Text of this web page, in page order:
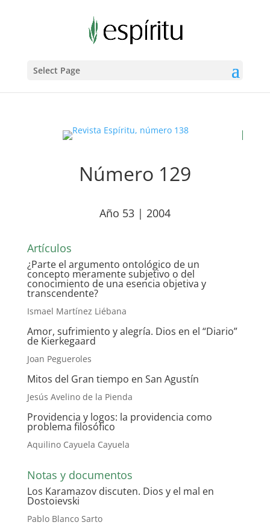
Select Page
Número 129
Año 53 | 2004
Artículos
¿Parte el argumento ontológico de un
concepto meramente subjetivo o del
conocimiento de una esencia objetiva y
transcendente?
Ismael Martínez Liébana
Amor, sufrimiento y alegría. Dios en el “Diario”
de Kierkegaard
Joan Pegueroles
Mitos del Gran tiempo en San Agustín
Jesús Avelino de la Pienda
Providencia y logos: la providencia como
problema filosófico
Aquilino Cayuela Cayuela
Notas y documentos
Los Karamazov discuten. Dios y el mal en
Dostoievski
Pablo Blanco Sarto